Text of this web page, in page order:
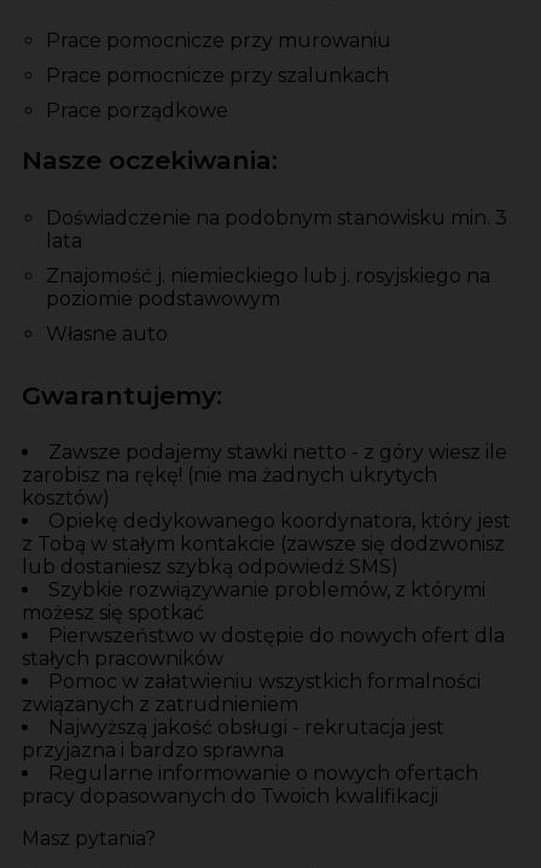
Prace pomocnicze przy murowaniu
Prace pomocnicze przy szalunkach
Prace porządkowe
Nasze oczekiwania:
Doświadczenie na podobnym stanowisku min. 3
lata
Znajomość j. niemieckiego lub j. rosyjskiego na
poziomie podstawowym
Własne auto
Gwarantujemy:
Zawsze podajemy stawki netto - z góry wiesz ile
zarobisz na rękę! (nie ma żadnych ukrytych
kosztów)
Opiekę dedykowanego koordynatora, który jest
z Tobą w stałym kontakcie (zawsze się dodzwonisz
lub dostaniesz szybką odpowiedź SMS)
Szybkie rozwiązywanie problemów, z którymi
możesz się spotkać
Pierwszeństwo w dostępie do nowych ofert dla
stałych pracowników
Pomoc w załatwieniu wszystkich formalności
związanych z zatrudnieniem
Najwyższą jakość obsługi - rekrutacja jest
przyjazna i bardzo sprawna
Regularne informowanie o nowych ofertach
pracy dopasowanych do Twoich kwalifikacji
Masz pytania?